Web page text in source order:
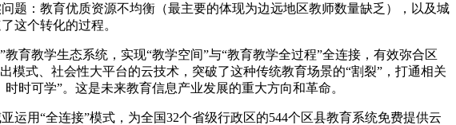
题：教育优质资源不均衡（最主要的体现为边远地区教师数量缺乏），以及城
这个转化的过程。
育教学生态系统，实现“教学空间”与“教育教学全过程”全连接，有效弥合区
式、社会性大平台的云技术，突破了这种传统教育场景的“割裂”，打通相关
时可学”。这是未来教育信息产业发展的重大方向和革命。
用“全连接”模式，为全国32个省级行政区的544个区县教育系统免费提供云